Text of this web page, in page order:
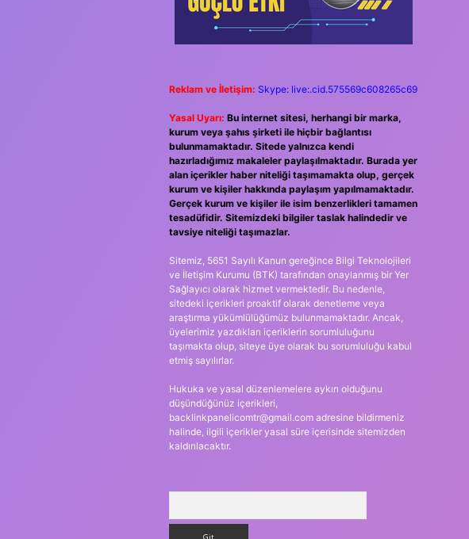
Reklam ve İletişim: Skype: live:.cid.575569c608265c69
Yasal Uyarı: Bu internet sitesi, herhangi bir marka,
kurum veya şahıs şirketi ile hiçbir bağlantısı
bulunmamaktadır. Sitede yalnızca kendi
hazırladığımız makaleler paylaşılmaktadır. Burada yer
alan içerikler haber niteliği taşımamakta olup, gerçek
kurum ve kişiler hakkında paylaşım yapılmamaktadır.
Gerçek kurum ve kişiler ile isim benzerlikleri tamamen
tesadüfidir. Sitemizdeki bilgiler taslak halindedir ve
tavsiye niteliği taşımazlar.
Sitemiz, 5651 Sayılı Kanun gereğince Bilgi Teknolojileri
ve İletişim Kurumu (BTK) tarafından onaylanmış bir Yer
Sağlayıcı olarak hizmet vermektedir. Bu nedenle,
sitedeki içerikleri proaktif olarak denetleme veya
araştırma yükümlülüğümüz bulunmamaktadır. Ancak,
üyelerimiz yazdıkları içeriklerin sorumluluğunu
taşımakta olup, siteye üye olarak bu sorumluluğu kabul
etmiş sayılırlar.
Hukuka ve yasal düzenlemelere aykırı olduğunu
düşündüğünüz içerikleri,
backlinkpanelicomtr@gmail.comadresine bildirmeniz
halinde, ilgili içerikler yasal süre içerisinde sitemizden
kaldırılacaktır.